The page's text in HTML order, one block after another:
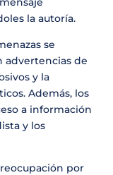
la autoría.
se
advertencias de
y la
Además, los
a información
y los
por